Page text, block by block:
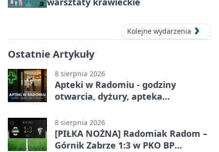
Kolejne wydarzenia
Ostatnie Artykuły
8 sierpnia 2026
Apteki w Radomiu - godziny
otwarcia, dyżury, apteka
8 sierpnia 2026
[PIŁKA NOŻNA] Radomiak Radom –
Górnik Zabrze 1:3 w PKO BP